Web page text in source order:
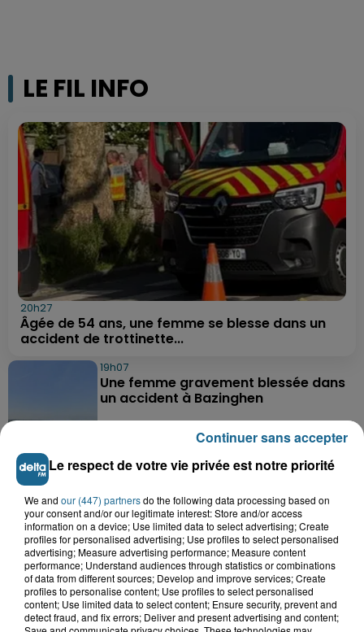
LE FIL INFO
20h27
Âgée de 54 ans, une femme se blesse dans un
accident de trottinette...
19h07
Une femme gravement blessée dans
un accident à Bazinghen
18h52
Neufchâtel-Hardelot : un
hommage aux...
18h04
Violent accident à Cléty : quatre
blessés, deux femmes en urgence...
Le respect de votre vie privée est notre priorité
We and our (447) partnersdo the following data processing based on
your consent and/or our legitimate interest: Store and/or access
information on a device; Use limited data to select advertising; Create
profiles for personalised advertising; Use profiles to select personalised
advertising; Measure advertising performance; Measure content
performance; Understand audiences through statistics or combinations
of data from different sources; Develop and improve services; Create
profiles to personalise content; Use profiles to select personalised
content; Use limited data to select content; Ensure security, prevent and
detect fraud, and fix errors; Deliver and present advertising and content;
Continuer sans accepter